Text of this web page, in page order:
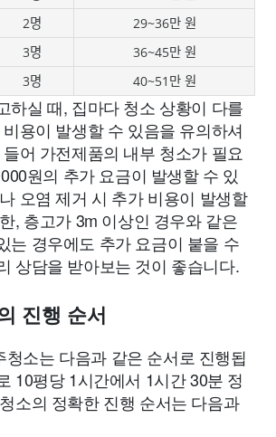
2명
29~36만 원
3명
36~45만 원
3명 40~51만 원
하실 때, 집마다 청소 상황이 다를
용이 발생할 수 있음을 유의하셔
어 가전제품의 내부 청소가 필요
원의 추가 요금이 발생할 수 있
오염 제거 시 추가 비용이 발생할
, 층고가 3m 이상인 경우와 같은
는 경우에도 추가 요금이 붙을 수
상담을 받아보는 것이 좋습니다.
진행 순서
청소는 다음과 같은 순서로 진행됩
10평당 1시간에서 1시간 30분 정
소의 정확한 진행 순서는 다음과